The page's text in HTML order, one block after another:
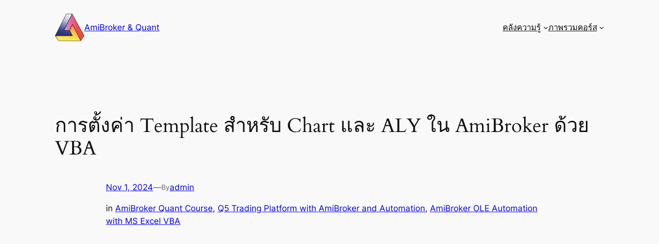
AmiBroker & Quant คลังความรู้ ภาพรวมคอร์ส
การตั้งค่า Template สำหรับ Chart และ ALY ใน AmiBroker ด้วย
VBA
Nov 1, 2024—Byadmin
in AmiBroker Quant Course, Q5 Trading Platform with AmiBroker and Automation, AmiBroker OLE Automation
with MS Excel VBA